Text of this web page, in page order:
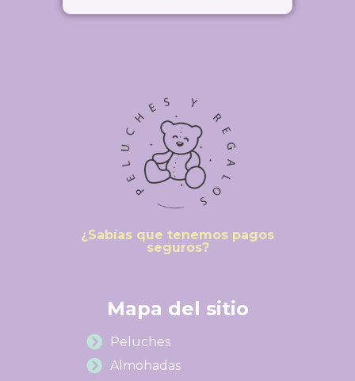
¿Sabías que tenemos pagos
seguros?
Mapa del sitio
Peluches
Almohadas